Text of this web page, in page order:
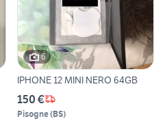
6
IPHONE 12 MINI NERO 64GB
150 €
Pisogne(BS)